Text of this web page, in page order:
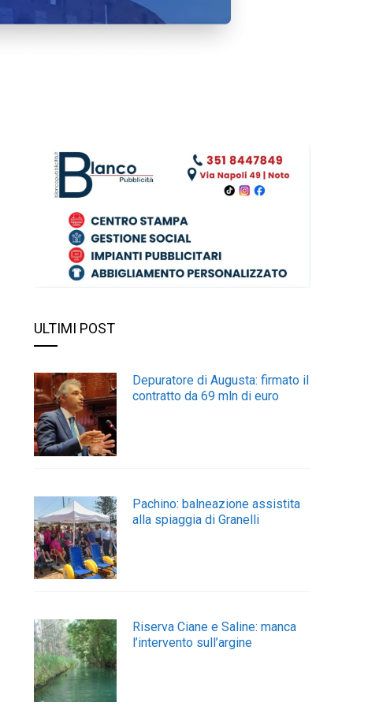
ULTIMI POST
Depuratore di Augusta: firmato il
contratto da 69 mln di euro
Pachino: balneazione assistita
alla spiaggia di Granelli
Riserva Ciane e Saline: manca
l’intervento sull’argine